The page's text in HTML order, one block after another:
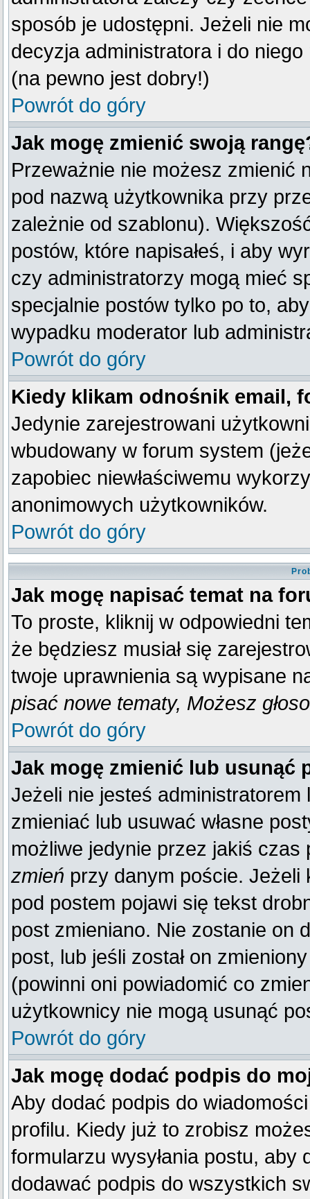
sposób je udostępni. Jeżeli nie
decyzja administratora i do
(na pewno jest dobry!)
Powrót do góry
Jak mogę zmienić swoją
Przeważnie nie możesz zmienić
pod nazwą użytkownika przy
zależnie od szablonu).
postów, które napisałeś, i aby
czy administratorzy mogą mieć
specjalnie postów tylko po to,
wypadku moderator lub
Powrót do góry
Kiedy klikam odnośnik email,
Jedynie zarejestrowani
wbudowany w forum system
zapobiec niewłaściwemu
anonimowych użytkowników.
Powrót do góry
Jak mogę napisać temat na
To proste, kliknij w odpowiedni
że będziesz musiał się
twoje uprawnienia są wypisane
pisać nowe tematy, Możesz
Powrót do góry
Jak mogę zmienić lub usunąć
Jeżeli nie jesteś
zmieniać lub usuwać własne
możliwe jedynie przez jakiś
zmień przy danym poście. Jeżeli
pod postem pojawi się tekst
post zmieniano. Nie zostanie on
post, lub jeśli został on
(powinni oni powiadomić co
użytkownicy nie mogą usunąć
Powrót do góry
Jak mogę dodać podpis do
Aby dodać podpis do
profilu. Kiedy już to zrobisz
formularzu wysyłania postu,
dodawać podpis do wszystkich